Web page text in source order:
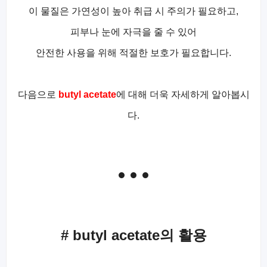
이 물질은 가연성이 높아 취급 시 주의가 필요하고,
피부나 눈에 자극을 줄 수 있어
안전한 사용을 위해 적절한 보호가 필요합니다.
다음으로 butyl acetate에 대해 더욱 자세하게 알아봅시
다.
# butyl acetate의 활용